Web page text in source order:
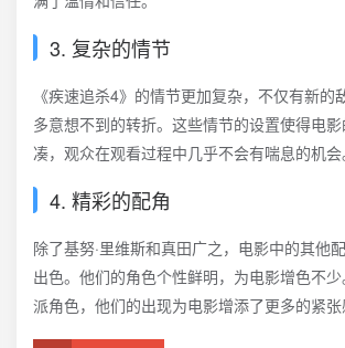
3. 复杂的情节
《疾速追杀4》的情节更加复杂，不仅有新的
多意想不到的转折。这些情节的设置使得电
凑，观众在观看过程中几乎不会有喘息的机会
4. 精彩的配角
除了基努·里维斯和真田广之，电影中的其他
出色。他们的角色个性鲜明，为电影增色不
派角色，他们的出现为电影增添了更多的紧张